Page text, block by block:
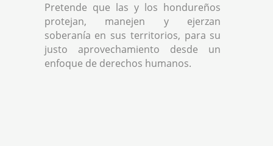
Pretende que las y los hondureños
protejan, manejen y ejerzan
soberanía en sus territorios, para su
justo aprovechamiento desde un
enfoque de derechos humanos.